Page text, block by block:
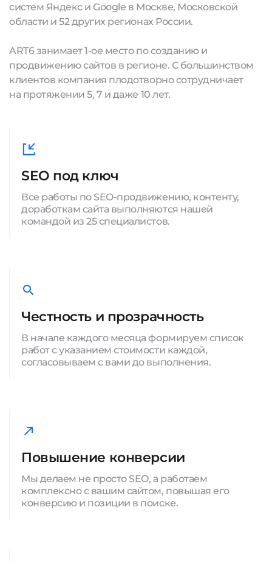
систем Яндекс и Google в Москве, Московской
области и 52 других регионах России.
ART6 занимает 1-ое место по созданию и
продвижению сайтов в регионе. С большинством
клиентов компания плодотворно сотрудничает
на протяжении 5, 7 и даже 10 лет.
SEO под ключ
Все работы по SEO-продвижению, контенту,
доработкам сайта выполняются нашей
командой из 25 специалистов.
Честность и прозрачность
В начале каждого месяца формируем список
работ с указанием стоимости каждой,
согласовываем с вами до выполнения.
Повышение конверсии
Мы делаем не просто SEO, а работаем
комплексно с вашим сайтом, повышая его
конверсию и позиции в поиске.